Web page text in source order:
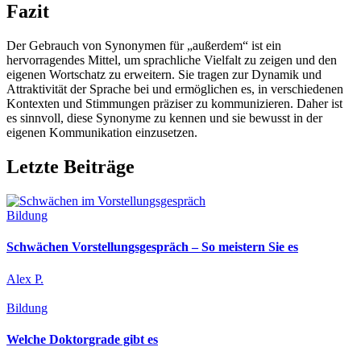
Fazit
Der Gebrauch von Synonymen für „außerdem“ ist ein
hervorragendes Mittel, um sprachliche Vielfalt zu zeigen und den
eigenen Wortschatz zu erweitern. Sie tragen zur Dynamik und
Attraktivität der Sprache bei und ermöglichen es, in verschiedenen
Kontexten und Stimmungen präziser zu kommunizieren. Daher ist
es sinnvoll, diese Synonyme zu kennen und sie bewusst in der
eigenen Kommunikation einzusetzen.
Letzte Beiträge
Bildung
Schwächen Vorstellungsgespräch – So meistern Sie es
Alex P.
Bildung
Welche Doktorgrade gibt es